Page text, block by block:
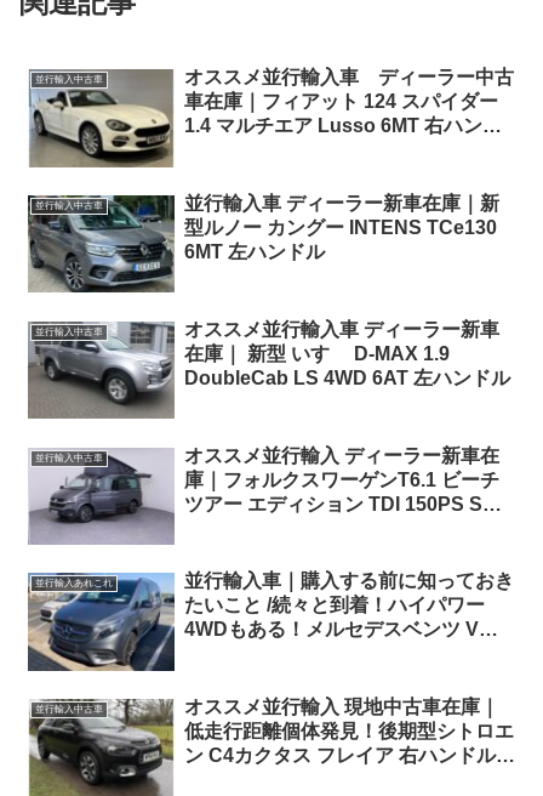
並行輸入中古車
オススメ並行輸入車 ディーラー中古
車在庫｜フィアット 124 スパイダー
1.4 マルチエア Lusso 6MT 右ハンド
並行輸入中古車
並行輸入車 ディーラー新車在庫｜新
型ルノー カングー INTENS TCe130
6MT 左ハンドル
並行輸入中古車
オススメ並行輸入車 ディーラー新車
在庫｜ 新型 いすゞ D-MAX 1.9
DoubleCab LS 4WD 6AT 左ハンドル
並行輸入中古車
オススメ並行輸入 ディーラー新車在
庫｜フォルクスワーゲンT6.1 ビーチ
ツアー エディション TDI 150PS SWB
並行輸入あれこれ
並行輸入車｜購入する前に知っておき
たいこと /続々と到着！ハイパワー
4WDもある！メルセデスベンツ Vク
並行輸入中古車
オススメ並行輸入 現地中古車在庫｜
低走行距離個体発見！後期型シトロエ
ン C4カクタス フレイア 右ハンドル